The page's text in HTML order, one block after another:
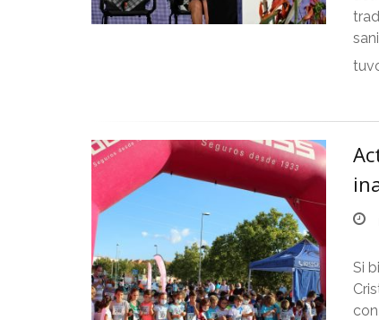
Si